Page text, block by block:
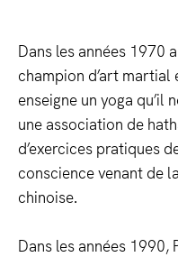
Dans les années 1970
champion d’art
enseigne un yoga qu’il
une association de
d’exercices pratiques
conscience venant de
chinoise.
Dans les années 1990,